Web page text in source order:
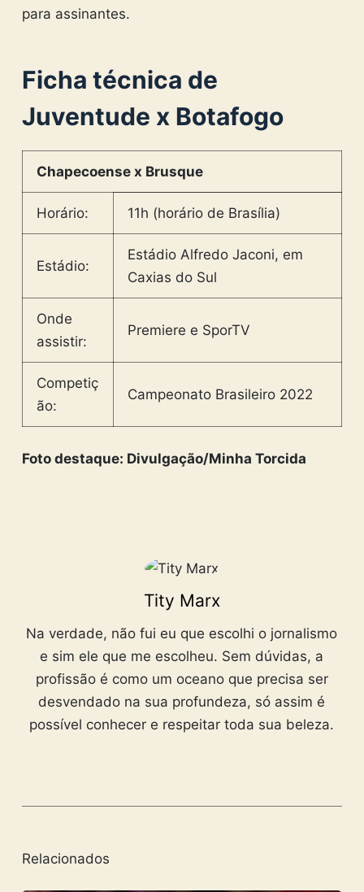
para assinantes.
Ficha técnica de
Juventude x Botafogo
Chapecoense x Brusque
Horário: 11h (horário de Brasília)
Estádio:
Estádio Alfredo Jaconi, em
Caxias do Sul
Onde
assistir:
Premiere e SporTV
Competiç
ão:
Campeonato Brasileiro 2022
Foto destaque: Divulgação/Minha Torcida
Tity Marx
Na verdade, não fui eu que escolhi o jornalismo
e sim ele que me escolheu. Sem dúvidas, a
profissão é como um oceano que precisa ser
desvendado na sua profundeza, só assim é
possível conhecer e respeitar toda sua beleza.
Relacionados